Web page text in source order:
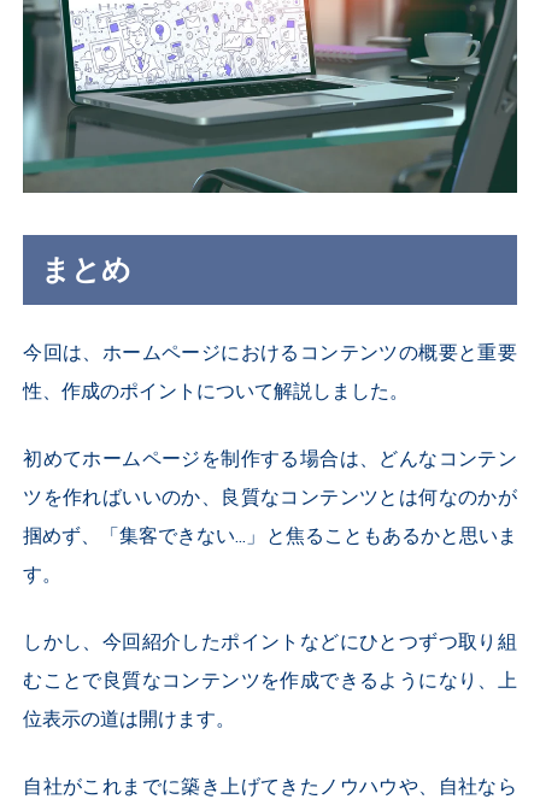
まとめ
今回は、ホームページにおけるコンテンツの概要と重要
性、作成のポイントについて解説しました。
初めてホームページを制作する場合は、どんなコンテン
ツを作ればいいのか、良質なコンテンツとは何なのかが
掴めず、「集客できない...」と焦ることもあるかと思いま
す。
しかし、今回紹介したポイントなどにひとつずつ取り組
むことで良質なコンテンツを作成できるようになり、上
位表示の道は開けます。
自社がこれまでに築き上げてきたノウハウや、自社なら